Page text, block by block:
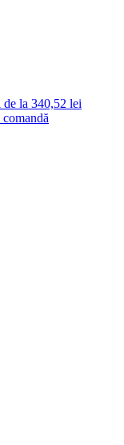
de la 340,52 lei